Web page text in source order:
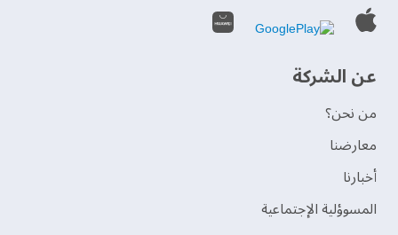
عن الشركة
من نحن؟
‫معارضنا‬
‫أخبارنا‬
المسوؤلية الإجتماعية